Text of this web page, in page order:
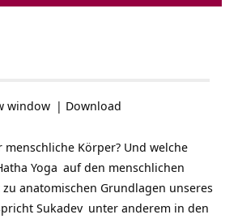
window | Download
Körper? Und welche
Yoga auf den menschlichen
zu anatomischen Grundlagen unseres
Sukadev unter anderem in den